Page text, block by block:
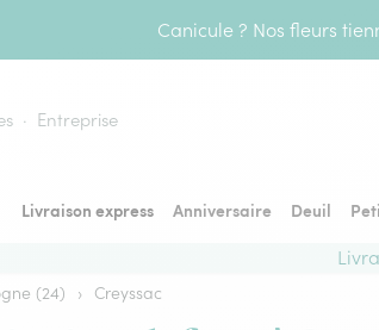
Canicule ? Nos fleurs
Entreprise
Livraison express Anniversaire Deuil
(24) › Creyssac